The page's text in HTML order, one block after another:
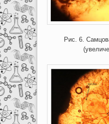
Рис. 6.